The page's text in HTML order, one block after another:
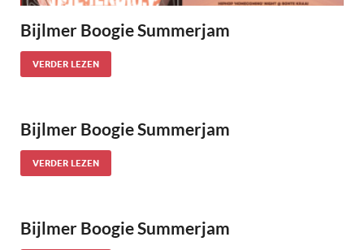
Bijlmer Boogie Summerjam
VERDER LEZEN
Bijlmer Boogie Summerjam
VERDER LEZEN
Bijlmer Boogie Summerjam